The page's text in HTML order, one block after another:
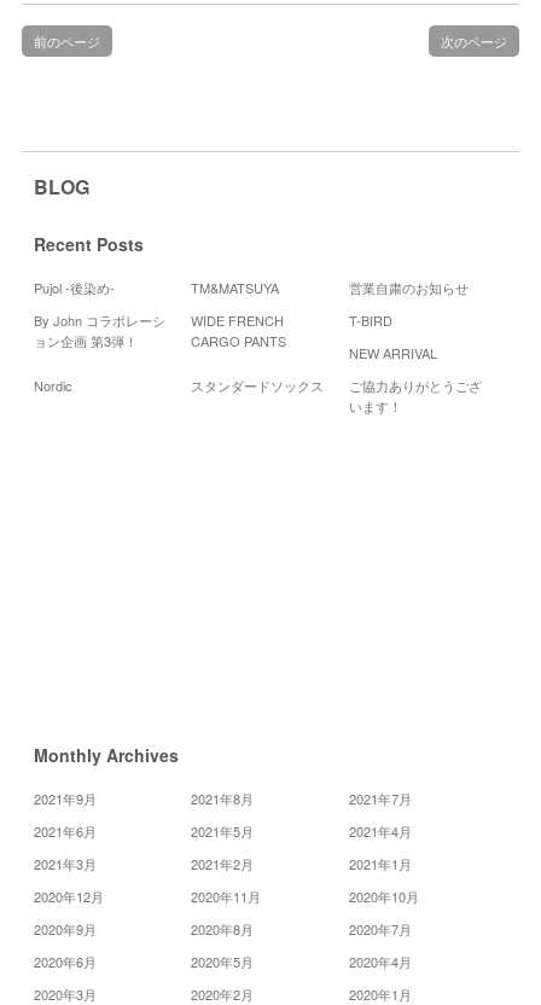
前のページ 次のページ
BLOG
Recent Posts
Pujol -後染め- TM&MATSUYA
営業自粛のお知らせ
By John コラボレーシ
ョン企画 第3弾！
WIDE FRENCH
CARGO PANTS
T-BIRD
NEW ARRIVAL
Nordic
スタンダードソックス
ご協力ありがとうござ
います！
Monthly Archives
2021年9月 2021年8月
2021年7月
2021年6月
2021年5月
2021年4月
2021年3月
2021年2月
2021年1月
2020年12月
2020年11月
2020年10月
2020年9月
2020年8月
2020年7月
2020年6月
2020年5月
2020年4月
2020年3月
2020年2月
2020年1月